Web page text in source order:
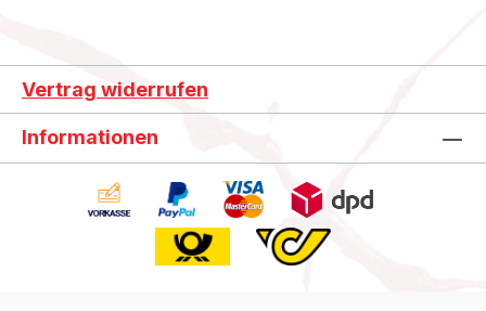
Vertrag widerrufen
Informationen